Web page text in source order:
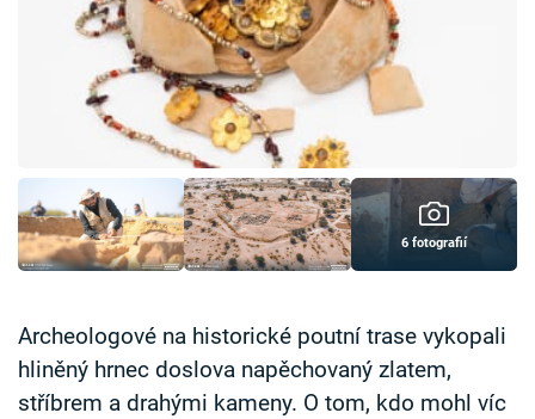
TV Program
Časopis
Sledujte prima+
Přihlášení
Sledujte nás
6 fotografií
Archeologové na historické poutní trase vykopali
hliněný hrnec doslova napěchovaný zlatem,
stříbrem a drahými kameny. O tom, kdo mohl víc